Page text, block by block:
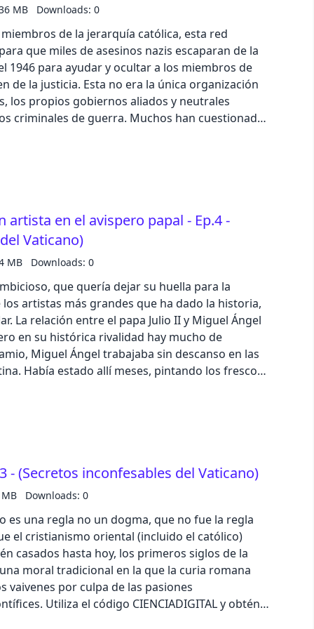
pastel
fantasy
wireframe
autumn
business
night
winter
o Spotify, o escríbenos a
5 estrellas en Apple Podcast o Spotify. Texto:
y producción: Iván Patxi Gómez Gallego
Ejemplar número
MB Downloads: 0
de la jerarquía católica, esta red
que miles de asesinos nazis escaparan de la
de la justicia. Esta no era la única organización
los propios gobiernos aliados y neutrales
guerra. Muchos han cuestionado
personajes como Franz Stangle, comandante
negaron su existencia, pero de haber
atribuido la
miembros de las SS era un pequeño tatuaje en
en el que ponía su grupo sanguíneo. Utiliza
tu descuento a la suscripción de Muy
Déjanos tu comentario en
Comparte nuestro
realizar una valoración de 5 estrellas en
de publicidad en podcast:
Ejemplar número 159 de la revista Muy Historia
artista en el avispero papal - Ep.4 -
Vaticano)
MB Downloads: 0
que quería dejar su huella para la
artistas más grandes que ha dado la historia,
La relación entre el papa Julio II y Miguel Ángel
en su histórica rivalidad hay mucho de
frescos
aceptado a regañadientes. Ante todo se
bien con los pinceles, pero no todos los
para un encargo de tal envergadura. A sus
sigue con este link https://bit.ly/3TYwx9a
o Spotify, o escríbenos a
5 estrellas en Apple Podcast o Spotify. Texto:
Dirección, locución y producción: Iván Patxi
en podcast: podcast@zinetmedia.es
Muy Historia
- (Secretos inconfesables del Vaticano)
Downloads: 0
es una regla no un dogma, que no fue la regla
el cristianismo oriental (incluido el católico)
casados hasta hoy, los primeros siglos de la
moral tradicional en la que la curia romana
vaivenes por culpa de las pasiones
y obtén
Muy Interesante, sigue con este link